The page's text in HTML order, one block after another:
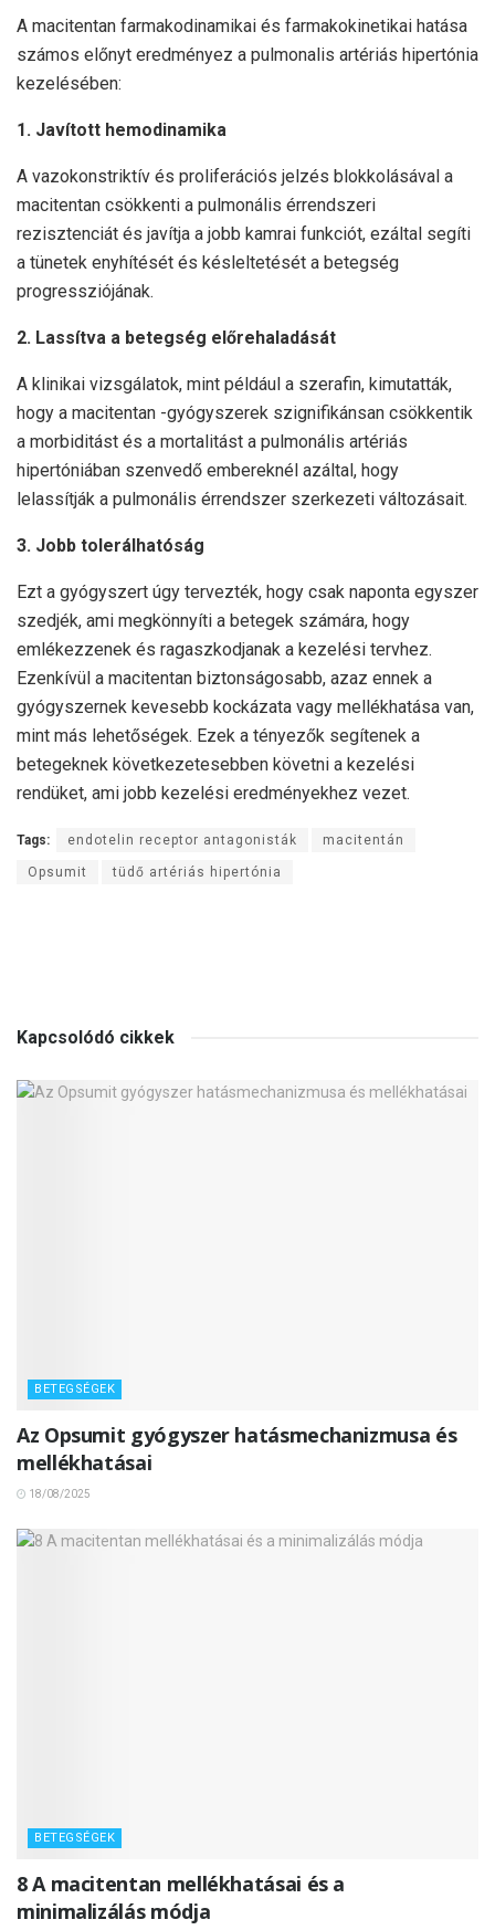
A macitentan farmakodinamikai és farmakokinetikai hatása
számos előnyt eredményez a pulmonalis artériás hipertónia
kezelésében:
1. Javított hemodinamika
A vazokonstriktív és proliferációs jelzés blokkolásával a
macitentan csökkenti a pulmonális érrendszeri
rezisztenciát és javítja a jobb kamrai funkciót, ezáltal segíti
a tünetek enyhítését és késleltetését a betegség
progressziójának.
2. Lassítva a betegség előrehaladását
A klinikai vizsgálatok, mint például a szerafin, kimutatták,
hogy a macitentan -gyógyszerek szignifikánsan csökkentik
a morbiditást és a mortalitást a pulmonális artériás
hipertóniában szenvedő embereknél azáltal, hogy
lelassítják a pulmonális érrendszer szerkezeti változásait.
3. Jobb tolerálhatóság
Ezt a gyógyszert úgy tervezték, hogy csak naponta egyszer
szedjék, ami megkönnyíti a betegek számára, hogy
emlékezzenek és ragaszkodjanak a kezelési tervhez.
Ezenkívül a macitentan biztonságosabb, azaz ennek a
gyógyszernek kevesebb kockázata vagy mellékhatása van,
mint más lehetőségek. Ezek a tényezők segítenek a
betegeknek következetesebben követni a kezelési
rendüket, ami jobb kezelési eredményekhez vezet.
Tags: endotelin receptor antagonisták macitentán
Opsumit tüdő artériás hipertónia
Kapcsolódó cikkek
BETEGSÉGEK
Az Opsumit gyógyszer hatásmechanizmusa és
mellékhatásai
18/08/2025
BETEGSÉGEK
8 A macitentan mellékhatásai és a
minimalizálás módja